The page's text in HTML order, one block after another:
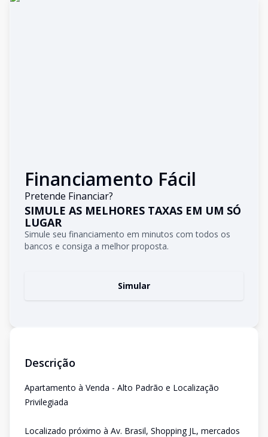
Financiamento Fácil
Pretende Financiar?
SIMULE AS MELHORES TAXAS EM UM SÓ
LUGAR
Simule seu financiamento em minutos com todos os
bancos e consiga a melhor proposta.
Simular
Descrição
Apartamento à Venda - Alto Padrão e Localização
Privilegiada
Localizado próximo à Av. Brasil, Shopping JL, mercados